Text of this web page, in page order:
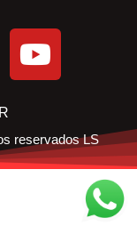
reservados LS